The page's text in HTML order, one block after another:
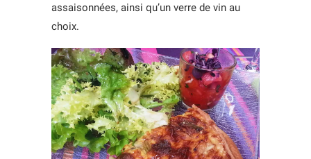
assaisonnées, ainsi qu’un verre de vin au
choix.